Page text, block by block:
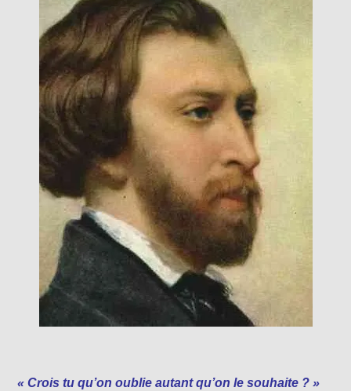
« Crois tu qu’on oublie autant qu’on le souhaite ? »